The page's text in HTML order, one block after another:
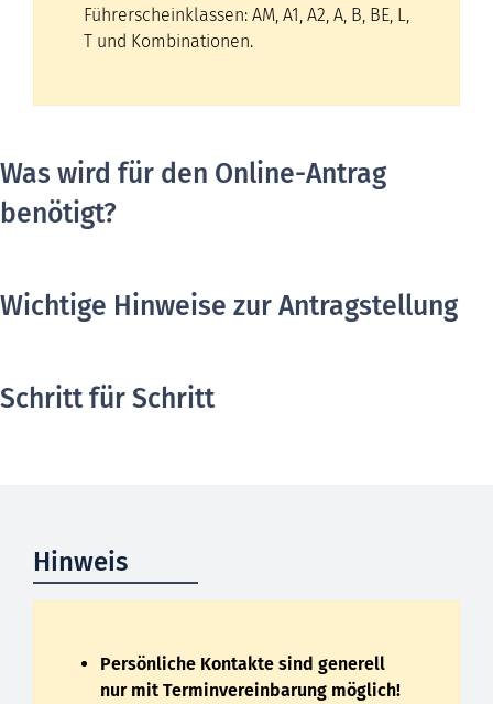
Führerscheinklassen: AM, A1, A2, A, B, BE, L,
T und Kombinationen.
Was wird für den Online-Antrag
benötigt?
Wichtige Hinweise zur Antragstellung
Schritt für Schritt
Hinweis
Persönliche Kontakte sind generell
nur mit Terminvereinbarung möglich!